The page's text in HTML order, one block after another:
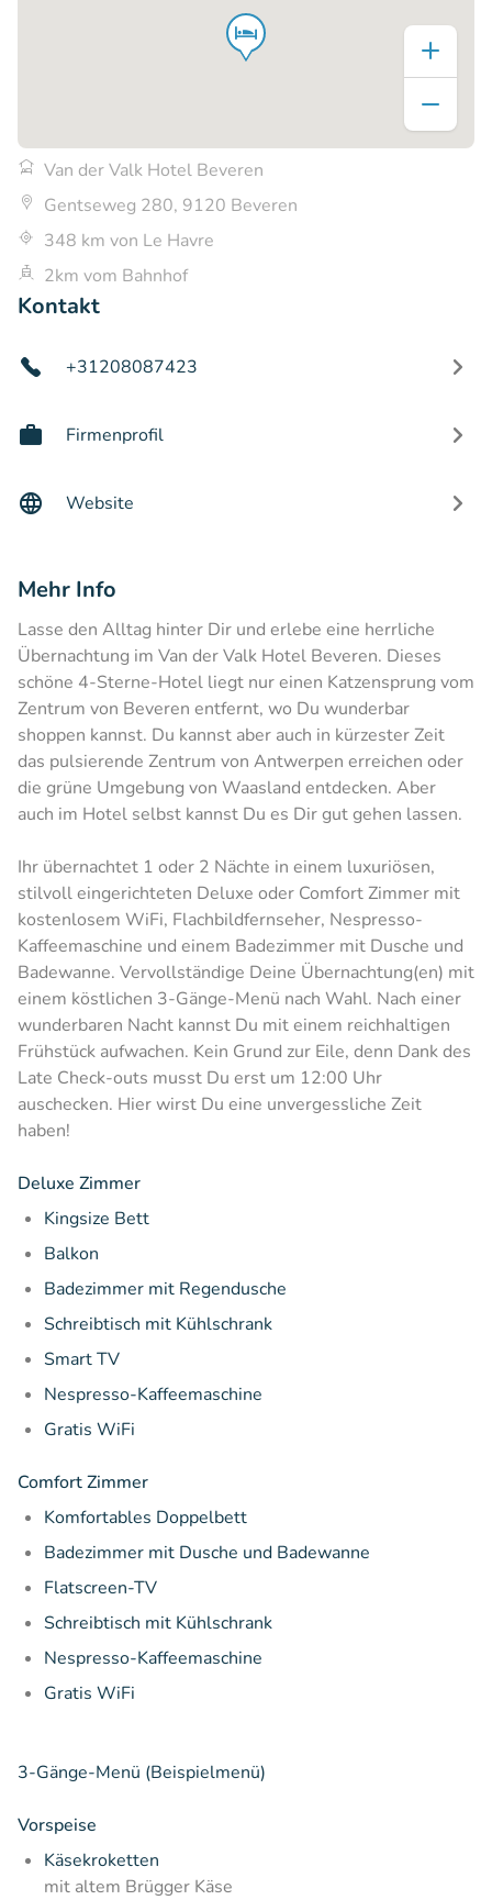
Van der Valk Hotel Beveren
Gentseweg 280, 9120 Beveren
348 km von Le Havre
2km vom Bahnhof
Kontakt
+31208087423
Firmenprofil
Website
Mehr Info
Lasse den Alltag hinter Dir und erlebe eine herrliche
Übernachtung im Van der Valk Hotel Beveren. Dieses
schöne 4-Sterne-Hotel liegt nur einen Katzensprung vom
Zentrum von Beveren entfernt, wo Du wunderbar
shoppen kannst. Du kannst aber auch in kürzester Zeit
das pulsierende Zentrum von Antwerpen erreichen oder
die grüne Umgebung von Waasland entdecken. Aber
auch im Hotel selbst kannst Du es Dir gut gehen lassen.
Ihr übernachtet 1 oder 2 Nächte in einem luxuriösen,
stilvoll eingerichteten Deluxe oder Comfort Zimmer mit
kostenlosem WiFi, Flachbildfernseher, Nespresso-
Kaffeemaschine und einem Badezimmer mit Dusche und
Badewanne. Vervollständige Deine Übernachtung(en) mit
einem köstlichen 3-Gänge-Menü nach Wahl. Nach einer
wunderbaren Nacht kannst Du mit einem reichhaltigen
Frühstück aufwachen. Kein Grund zur Eile, denn Dank des
Late Check-outs musst Du erst um 12:00 Uhr
auschecken. Hier wirst Du eine unvergessliche Zeit
haben!
Deluxe Zimmer
Kingsize Bett
Balkon
Badezimmer mit Regendusche
Schreibtisch mit Kühlschrank
Smart TV
Nespresso-Kaffeemaschine
Gratis WiFi
Comfort Zimmer
Komfortables Doppelbett
Badezimmer mit Dusche und Badewanne
Flatscreen-TV
Schreibtisch mit Kühlschrank
Nespresso-Kaffeemaschine
Gratis WiFi
3-Gänge-Menü (Beispielmenü)
Vorspeise
Käsekroketten
mit altem Brügger Käse